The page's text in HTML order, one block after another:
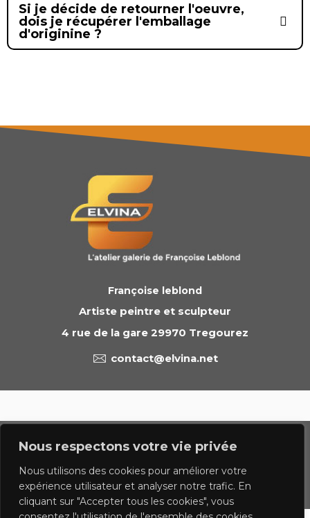
Nous respectons votre vie privée
Nous utilisons des cookies pour améliorer votre
expérience utilisateur et analyser notre trafic. En
cliquant sur "Accepter tous les cookies", vous
Si je décide de retourner l'oeuvre,
dois je récupérer l'emballage
d'originine ?
Françoise leblond
Artiste peintre et sculpteur
4 rue de la gare 29970 Tregourez
contact@elvina.net
Politique de confidentialite
Mentions légales
Contact